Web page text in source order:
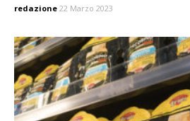
redazione 22 Marzo 2023